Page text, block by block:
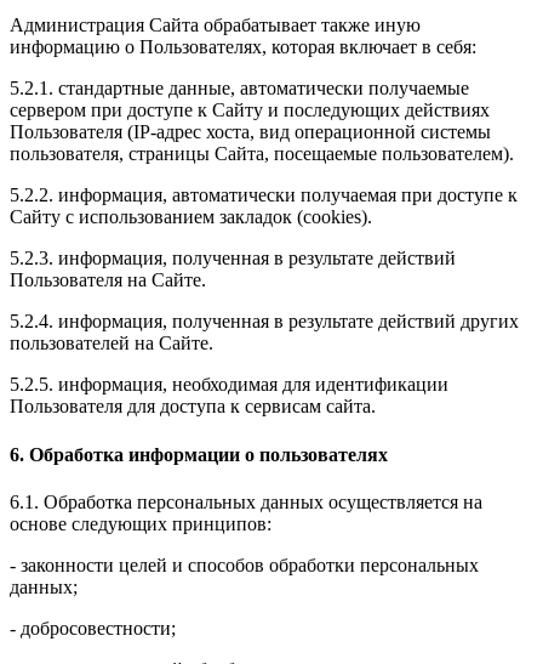
Администрация Сайта обрабатывает также иную
информацию о Пользователях, которая включает в себя:
5.2.1. стандартные данные, автоматически получаемые
сервером при доступе к Сайту и последующих действиях
Пользователя (IP-адрес хоста, вид операционной системы
пользователя, страницы Сайта, посещаемые пользователем).
5.2.2. информация, автоматически получаемая при доступе к
Сайту с использованием закладок (cookies).
5.2.3. информация, полученная в результате действий
Пользователя на Сайте.
5.2.4. информация, полученная в результате действий других
пользователей на Сайте.
5.2.5. информация, необходимая для идентификации
Пользователя для доступа к сервисам сайта.
6. Обработка информации о пользователях
6.1. Обработка персональных данных осуществляется на
основе следующих принципов:
- законности целей и способов обработки персональных
данных;
- добросовестности;